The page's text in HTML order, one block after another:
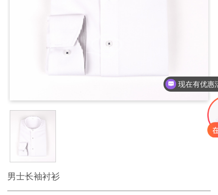
男士长袖衬衫
现在有优惠